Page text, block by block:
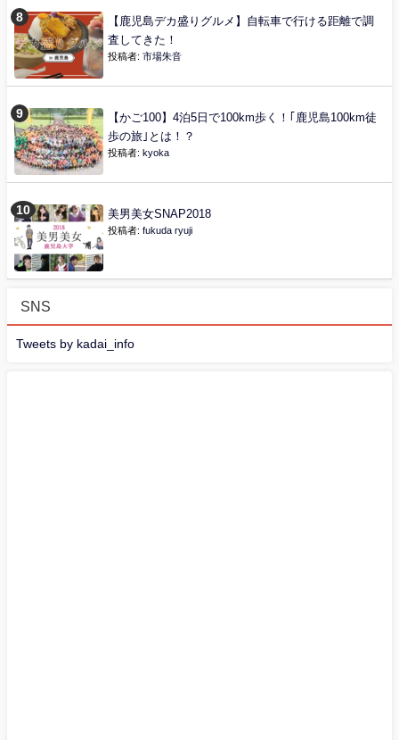
【鹿児島デカ盛りグルメ】自転車で行ける距離で調
査してきた！
投稿者: 市場朱音
【かご100】4泊5日で100km歩く！｢鹿児島100km徒
歩の旅｣とは！？
投稿者: kyoka
美男美女SNAP2018
投稿者: fukuda ryuji
SNS
Tweets by kadai_info